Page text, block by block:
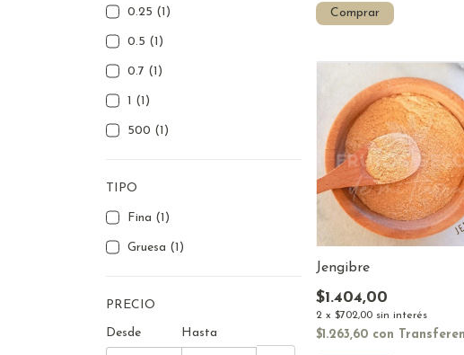
0.25 (1)
0.5 (1)
0.7 (1)
1 (1)
500 (1)
TIPO
Fina (1)
Gruesa (1)
PRECIO
Desde Hasta
Comprar
Jengibre
$1.404,00
2 x$702,00 sin interés
$1.263,60 con